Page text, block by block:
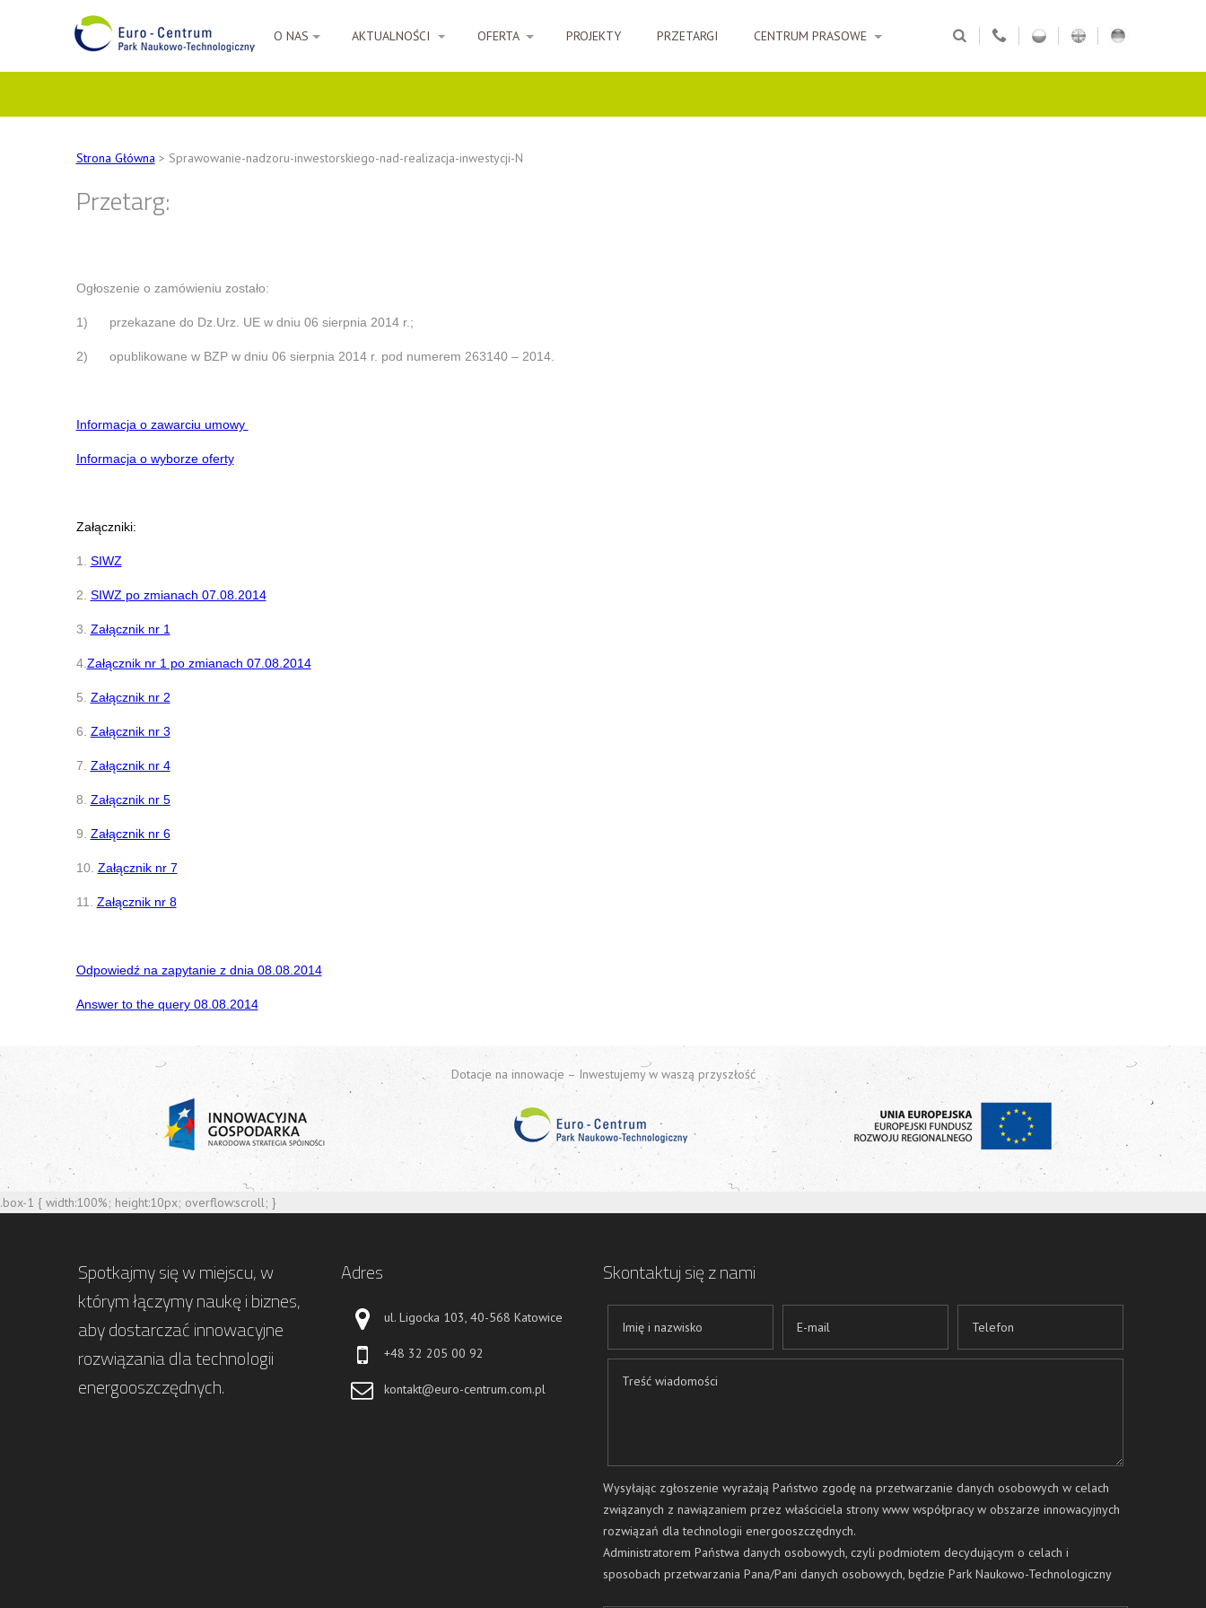
O NAS AKTUALNOŚCI OFERTA PROJEKTY PRZETARGI CENTRUM PRASOWE
Strona Główna > Sprawowanie-nadzoru-inwestorskiego-nad-realizacja-inwestycji-N
Przetarg:
Ogłoszenie o zamówieniu zostało:
1) przekazane do Dz.Urz. UE w dniu 06 sierpnia 2014 r.;
2) opublikowane w BZP w dniu 06 sierpnia 2014 r. pod numerem 263140 – 2014.
Informacja o zawarciu umowy
Informacja o wyborze oferty
Załączniki:
1. SIWZ
2. SIWZ po zmianach 07.08.2014
3. Załącznik nr 1
4. Załącznik nr 1 po zmianach 07.08.2014
5. Załącznik nr 2
6. Załącznik nr 3
7. Załącznik nr 4
8. Załącznik nr 5
9. Załącznik nr 6
10. Załącznik nr 7
11. Załącznik nr 8
Odpowiedź na zapytanie z dnia 08.08.2014
Answer to the query 08.08.2014
Dotacje na innowacje – Inwestujemy w waszą przyszłość
.box-1 { width:100%; height:10px; overflow:scroll; }
Spotkajmy się w miejscu, w
którym łączymy naukę i biznes,
aby dostarczać innowacyjne
rozwiązania dla technologii
energooszczędnych.
Adres
ul. Ligocka 103, 40-568 Katowice
+48 32 205 00 92
kontakt@euro-centrum.com.pl
Skontaktuj się z nami
Wysyłając zgłoszenie wyrażają Państwo zgodę na przetwarzanie danych osobowych w celach
związanych z nawiązaniem przez właściciela strony www współpracy w obszarze innowacyjnych
rozwiązań dla technologii energooszczędnych.
Administratorem Państwa danych osobowych, czyli podmiotem decydującym o celach i
sposobach przetwarzania Pana/Pani danych osobowych, będzie Park Naukowo-Technologiczny